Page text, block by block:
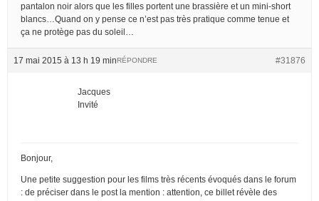
pantalon noir alors que les filles portent une brassière et un mini-short
blancs…Quand on y pense ce n’est pas très pratique comme tenue et
ça ne protège pas du soleil…
17 mai 2015 à 13 h 19 min #31876
RÉPONDRE
Jacques
Invité
Bonjour,
Une petite suggestion pour les films très récents évoqués dans le forum
: de préciser dans le post la mention : attention, ce billet révèle des